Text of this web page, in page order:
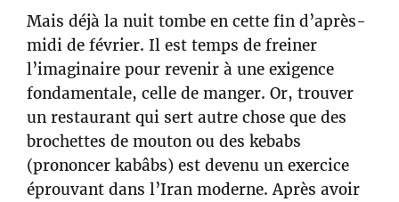
Mais déjà la nuit tombe en cette fin d’après-
midi de février. Il est temps de freiner
l’imaginaire pour revenir à une exigence
fondamentale, celle de manger. Or, trouver
un restaurant qui sert autre chose que des
brochettes de mouton ou des kebabs
(prononcer kabâbs) est devenu un exercice
éprouvant dans l’Iran moderne. Après avoir